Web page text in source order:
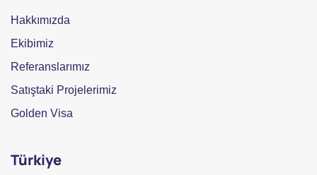
Hakkımızda
Ekibimiz
Referanslarımız
Satıştaki Projelerimiz
Golden Visa
Türkiye